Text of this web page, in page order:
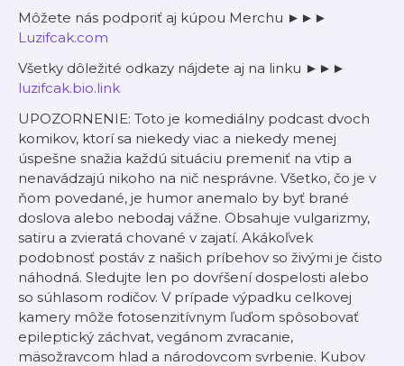
Môžete nás podporiť aj kúpou Merchu ►►►
⁠⁠⁠⁠⁠⁠⁠⁠⁠⁠⁠⁠⁠⁠⁠⁠⁠⁠⁠⁠⁠⁠⁠⁠⁠⁠⁠⁠⁠⁠⁠⁠⁠⁠⁠⁠⁠⁠⁠⁠⁠⁠⁠⁠⁠⁠⁠⁠⁠⁠⁠⁠⁠⁠⁠⁠⁠⁠⁠⁠⁠⁠⁠⁠⁠⁠⁠⁠⁠⁠⁠⁠⁠⁠⁠⁠⁠⁠⁠⁠⁠⁠⁠⁠⁠⁠⁠⁠⁠⁠⁠⁠Luzifcak.com⁠⁠⁠⁠⁠⁠⁠⁠⁠⁠⁠⁠⁠⁠⁠⁠⁠⁠⁠⁠⁠⁠⁠⁠⁠⁠⁠⁠⁠⁠⁠⁠⁠⁠⁠⁠⁠⁠⁠⁠⁠⁠⁠⁠⁠⁠⁠⁠⁠⁠⁠⁠⁠⁠⁠⁠⁠⁠⁠⁠⁠⁠⁠⁠⁠⁠⁠⁠⁠⁠⁠⁠⁠⁠⁠⁠⁠⁠⁠⁠⁠⁠⁠⁠⁠⁠⁠⁠⁠⁠⁠⁠
Všetky dôležité odkazy nájdete aj na linku ►►►
⁠⁠⁠⁠⁠⁠⁠⁠⁠⁠⁠⁠⁠⁠⁠⁠⁠⁠⁠⁠⁠⁠⁠⁠⁠⁠⁠⁠⁠⁠⁠⁠⁠⁠⁠⁠⁠⁠⁠⁠⁠⁠⁠⁠⁠⁠⁠⁠⁠⁠⁠⁠⁠⁠⁠⁠⁠⁠⁠⁠⁠⁠⁠⁠⁠⁠⁠⁠⁠⁠⁠⁠⁠⁠⁠⁠⁠⁠⁠⁠⁠⁠⁠⁠⁠⁠⁠⁠⁠⁠⁠⁠luzifcak.bio.link⁠⁠⁠⁠⁠⁠⁠⁠⁠⁠⁠⁠⁠⁠⁠⁠⁠⁠⁠⁠⁠⁠⁠⁠⁠⁠⁠⁠⁠⁠⁠⁠⁠⁠⁠⁠⁠⁠⁠⁠⁠⁠⁠⁠⁠⁠⁠⁠⁠⁠⁠⁠⁠⁠⁠⁠⁠⁠⁠⁠⁠⁠⁠⁠⁠⁠⁠⁠⁠⁠⁠⁠⁠⁠⁠⁠⁠⁠⁠⁠⁠⁠⁠⁠⁠⁠⁠⁠⁠⁠⁠⁠
UPOZORNENIE: Toto je komediálny podcast dvoch
komikov, ktorí sa niekedy viac a niekedy menej
úspešne snažia každú situáciu premeniť na vtip a
nenavádzajú nikoho na nič nesprávne. Všetko, čo je v
ňom povedané, je humor anemalo by byť brané
doslova alebo nebodaj vážne. Obsahuje vulgarizmy,
satiru a zvieratá chované v zajatí. Akákoľvek
podobnosť postáv z našich príbehov so živými je čisto
náhodná. Sledujte len po dovŕšení dospelosti alebo
so súhlasom rodičov. V prípade výpadku celkovej
kamery môže fotosenzitívnym ľuďom spôsobovať
epileptický záchvat, vegánom zvracanie,
mäsožravcom hlad a národovcom svrbenie. Kubov